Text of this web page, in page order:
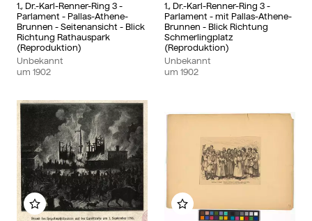
1., Dr.-Karl-Renner-Ring 3 -
Parlament - Pallas-Athene-
Brunnen - Seitenansicht - Blick
Richtung Rathauspark
(Reproduktion)
Unbekannt
um 1902
1., Dr.-Karl-Renner-Ring 3 -
Parlament - mit Pallas-Athene-
Brunnen - Blick Richtung
Schmerlingplatz
(Reproduktion)
Unbekannt
um 1902
Zu meinem Album hinzufügenZu meinem Album